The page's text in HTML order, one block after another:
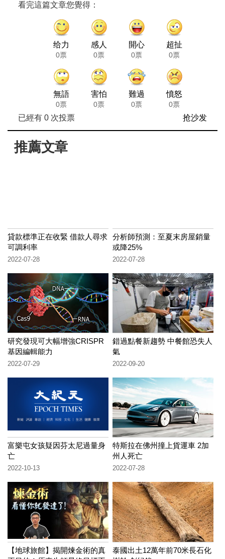
看完這篇文章您覺得：
给力
0票
感人
0票
開心
0票
超扯
0票
無語
0票
害怕
0票
難過
0票
憤怒
0票
已經有 0次投票 抢沙发
推薦文章
貸款標準正在收緊 借款人尋求
可調利率
2022-07-28
分析師預測：至夏末房屋銷量
或降25%
2022-07-28
研究發現可大幅增強CRISPR
基因編輯能力
2022-07-29
錯過點餐新趨勢 中餐館恐失人
氣
2022-09-20
富樂屯女孩疑因芬太尼過量身
亡
2022-10-13
特斯拉在佛州撞上貨運車 2加
州人死亡
2022-07-28
【地球旅館】揭開煉金術的真
泰國出土12萬年前70米長石化